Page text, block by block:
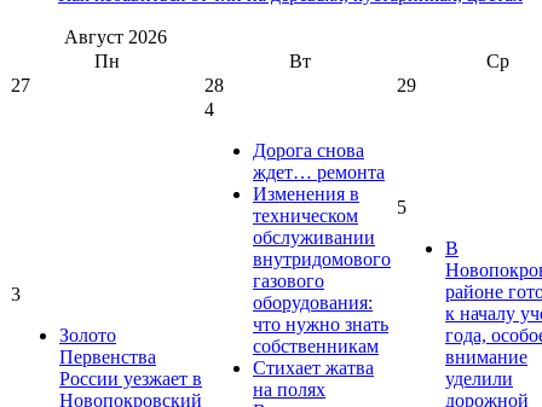
Август 2026
Пн
Вт
Ср
27
28 29
3
Золото
Первенства
России уезжает в
Новопокровский
4
Дорога снова
ждет… ремонта
Изменения в
техническом
обслуживании
внутридомового
газового
оборудования:
что нужно знать
собственникам
Стихает жатва
на полях
5
В
районе
к началу
года,
внимание
уделили
дорожной